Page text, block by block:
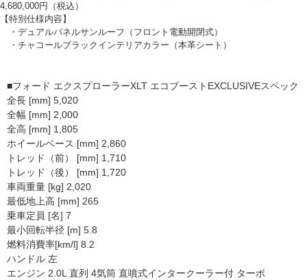
4,680,000円（税込）
【特別仕様内容】
・デュアルパネルサンルーフ（フロント電動開閉式）
・チャコールブラックインテリアカラー（本革シート）
■フォード エクスプローラーXLT エコブーストEXCLUSIVEスペック
全長 [mm] 5,020
全幅 [mm] 2,000
全高 [mm] 1,805
ホイールベース [mm] 2,860
トレッド（前） [mm] 1,710
トレッド（後） [mm] 1,720
車両重量 [kg] 2,020
最低地上高 [mm] 265
乗車定員 [名] 7
最小回転半径 [m] 5.8
燃料消費率[km/l] 8.2
ハンドル 左
エンジン 2.0L 直列 4気筒 直噴式インタークーラー付 ターボ